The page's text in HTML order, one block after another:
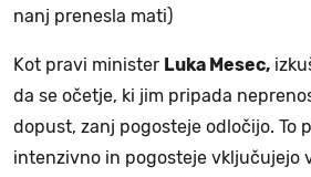
nanj prenesla mati)
Kot pravi minister Luka Mesec,
da se očetje, ki jim pripada
dopust, zanj pogosteje odločijo. To
intenzivno in pogosteje vključujejo